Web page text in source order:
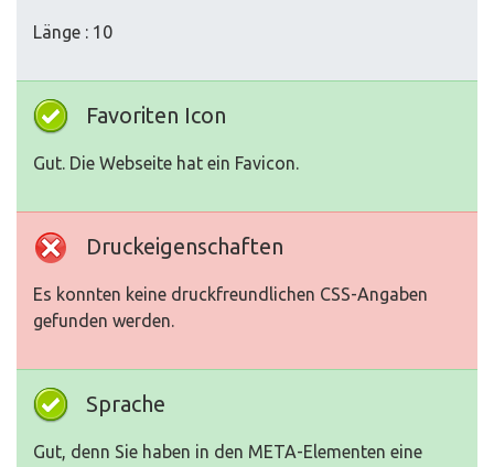
Länge : 10
Favoriten Icon
Gut. Die Webseite hat ein Favicon.
Druckeigenschaften
Es konnten keine druckfreundlichen CSS-Angaben
gefunden werden.
Sprache
Gut, denn Sie haben in den META-Elementen eine